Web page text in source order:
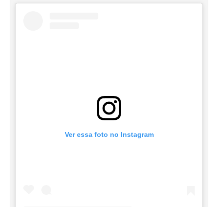
Ver essa foto no Instagram